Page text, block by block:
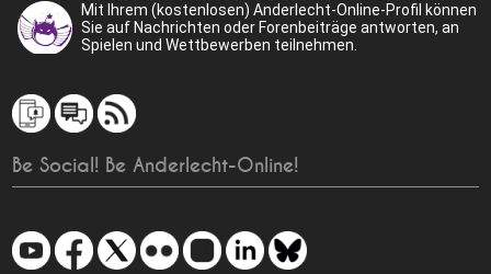
Mit Ihrem (kostenlosen) Anderlecht-Online-Profil können
Sie auf Nachrichten oder Forenbeiträge antworten, an
Spielen und Wettbewerben teilnehmen.
Be Social! Be Anderlecht-Online!